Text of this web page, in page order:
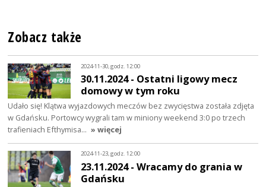
Zobacz także
2024-11-30, godz. 12:00
30.11.2024 - Ostatni ligowy mecz
domowy w tym roku
Udało się! Klątwa wyjazdowych meczów bez zwycięstwa została zdjęta
w Gdańsku. Portowcy wygrali tam w miniony weekend 3:0 po trzech
trafieniach Efthymisa… » więcej
2024-11-23, godz. 12:00
23.11.2024 - Wracamy do grania w
Gdańsku